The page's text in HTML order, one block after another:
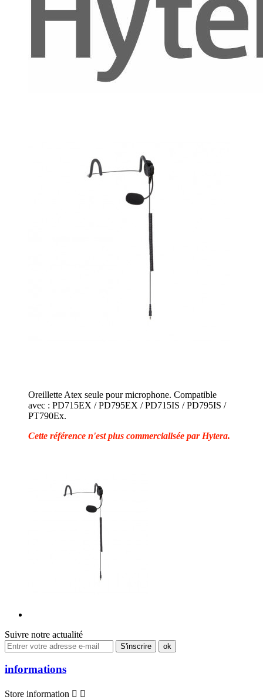
Oreillette Atex seule pour microphone. Compatible
avec : PD715EX / PD795EX / PD715IS / PD795IS /
PT790Ex.
Cette référence n'est plus commercialisée par Hytera.
Suivre notre actualité
informations
Store information  